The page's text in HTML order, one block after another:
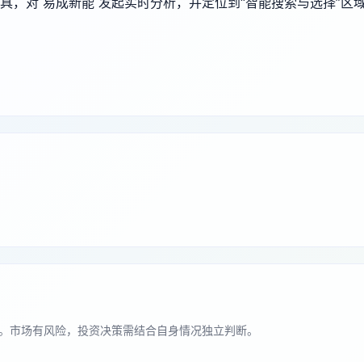
场有风险，投资决策需结合自身情况独立判断。